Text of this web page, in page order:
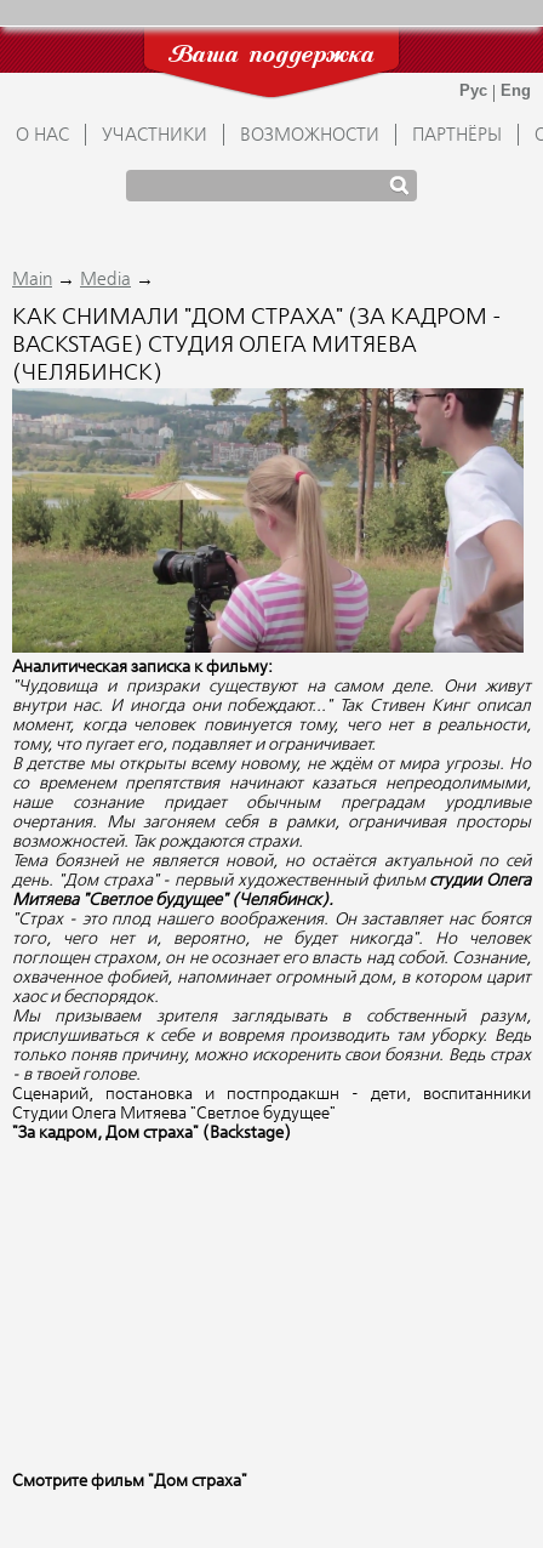
Ваша поддержка
О НАС УЧАСТНИКИ ВОЗМОЖНОСТИ ПАРТНЁРЫ
Main → Media →
КАК СНИМАЛИ "ДОМ СТРАХА" (ЗА КАДРОМ -
BACKSTAGE) СТУДИЯ ОЛЕГА МИТЯЕВА
(ЧЕЛЯБИНСК)
Аналитическая записка к фильму:
"Чудовища и призраки существуют на самом деле. Они живут
внутри нас. И иногда они побеждают..." Так Стивен Кинг описал
момент, когда человек повинуется тому, чего нет в реальности,
тому, что пугает его, подавляет и ограничивает.
В детстве мы открыты всему новому, не ждём от мира угрозы. Но
со временем препятствия начинают казаться непреодолимыми,
наше сознание придает обычным преградам уродливые
очертания. Мы загоняем себя в рамки, ограничивая просторы
возможностей. Так рождаются страхи.
Тема боязней не является новой, но остаётся актуальной по сей
день. "Дом страха" - первый художественный фильм студии Олега
Митяева "Светлое будущее" (Челябинск).
"Страх - это плод нашего воображения. Он заставляет нас боятся
того, чего нет и, вероятно, не будет никогда". Но человек
поглощен страхом, он не осознает его власть над собой. Сознание,
охваченное фобией, напоминает огромный дом, в котором царит
хаос и беспорядок.
Мы призываем зрителя заглядывать в собственный разум,
прислушиваться к себе и вовремя производить там уборку. Ведь
только поняв причину, можно искоренить свои боязни. Ведь страх
- в твоей голове.
Сценарий, постановка и постпродакшн - дети, воспитанники
Студии Олега Митяева "Светлое будущее"
"За кадром, Дом страха" (Backstage)
Смотрите фильм "Дом страха"